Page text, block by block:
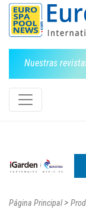
Nuestras
Página Principal>